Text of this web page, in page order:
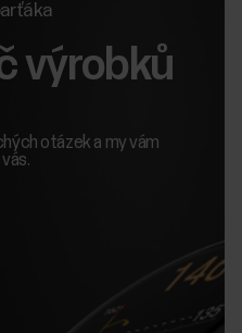
výrobků
otázek a my vám